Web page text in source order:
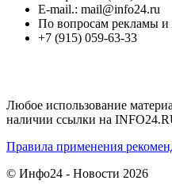
E-mail.: mail@info24.ru
По вопросам рекламы и
+7 (915) 059-63-33
Любое использование
наличии ссылки на
Правила применения
© Инфо24 - Новости 2026